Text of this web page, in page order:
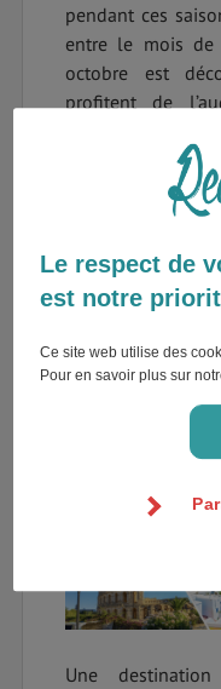
pendant ces
entre le mois
octobre est
profitent de
conseille de
l’avance pour
proposent
mois avant le
Lastminute.com,
peut vous faire
d’euros pour
voyage
Une
Le respect de
est notre
Ce site web utilise des
Pour en savoir plus sur